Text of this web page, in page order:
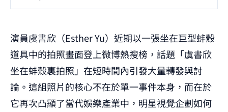
演員虞書欣（Esther Yu）近期以一張坐在巨型蚌殼
道具中的拍照畫面登上微博熱搜榜，話題「虞書欣
坐在蚌殼裏拍照」在短時間內引發大量轉發與討
論。這組照片的核心不在於單一事件本身，而在於
它再次凸顯了當代娛樂產業中，明星視覺企劃如何